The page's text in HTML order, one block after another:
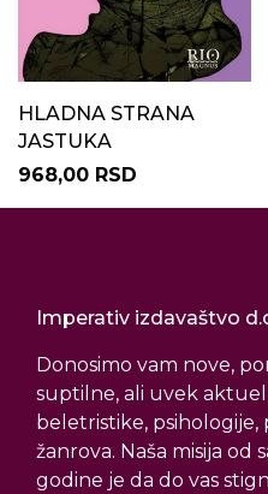
HLADNA STRANA
JASTUKA
968,00 RSD
Imperativ izdavaštvo
Donosimo vam nove,
suptilne, ali uvek
beletristike, psihologije,
žanrova. Naša misija od
godine je da do vas